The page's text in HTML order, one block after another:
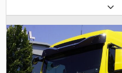
, össztömeg:
3 tengely, fékek:retarder, szín:
Gyártási év:2019, Felszereltség:
BILLENŐS TEHERAUTÓ / 8x4
ÁLLAPOTBAN! GYÁRTÁSI ÉV: 2019
km FELSZERELTSÉG: - ABS -
Szervokormány - Indításgátló -